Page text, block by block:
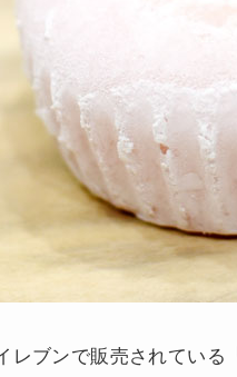
レブンで販売されている